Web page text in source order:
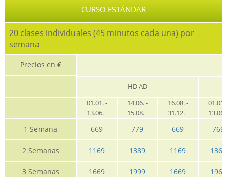
CURSO ESTÁNDAR
20 clases individuales (45 minutos cada una) por
semana
Precios en €
HD AD
01.01. -
13.06.
14.06. -
15.08.
16.08. -
31.12.
01.01.
1 Semana 669 779 669 769
2 Semanas 1169 1389 1169 1369
3 Semanas 1669 1999 1669 1969